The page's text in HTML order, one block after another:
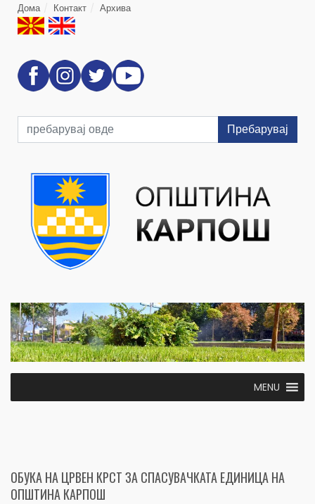
Дома Контакт Архива
Пребарувај
MENU
ОБУКА НА ЦРВЕН КРСТ ЗА СПАСУВАЧКАТА ЕДИНИЦА НА
ОПШТИНА КАРПОШ